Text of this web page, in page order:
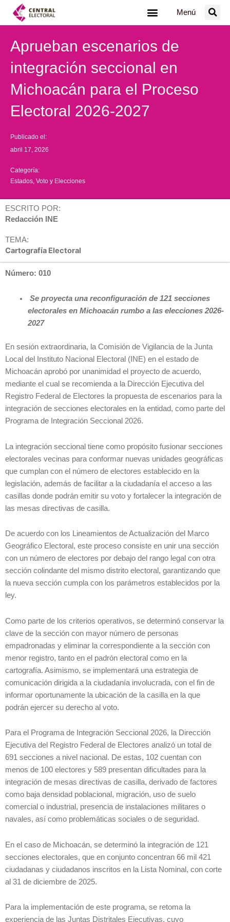
Menú
Aprueban escenarios de
integración seccional en
Michoacán para el Proceso
Electoral 2026-2027
Publicado el:
abril 17, 2026
Categoría:
Estados Voto y Elecciones
ESCRITO POR:
Redacción INE
TEMA:
Cartografía Electoral
Número: 010
Se proyecta una reconfiguración de 121 secciones
electorales en Michoacán rumbo a las elecciones 2026-
2027
En sesión extraordinaria, la Comisión de Vigilancia de la Junta
Local del Instituto Nacional Electoral (INE) en el estado de
Michoacán aprobó por unanimidad el proyecto de acuerdo,
mediante el cual se recomienda a la Dirección Ejecutiva del
Registro Federal de Electores la propuesta de escenarios para la
integración de secciones electorales en la entidad, como parte del
Programa de Integración Seccional 2026.
La integración seccional tiene como propósito fusionar secciones
electorales vecinas para conformar nuevas unidades geográficas
que cumplan con el número de electores establecido en la
legislación, además de facilitar a la ciudadanía el acceso a las
casillas donde podrán emitir su voto y fortalecer la integración de
las mesas directivas de casilla.
De acuerdo con los Lineamientos de Actualización del Marco
Geográfico Electoral, este proceso consiste en unir una sección
con un número de electores por debajo del rango legal con otra
sección colindante del mismo distrito electoral, garantizando que
la nueva sección cumpla con los parámetros establecidos por la
ley.
Como parte de los criterios operativos, se determinó conservar la
clave de la sección con mayor número de personas
empadronadas y eliminar la correspondiente a la sección con
menor registro, tanto en el padrón electoral como en la
cartografía. Asimismo, se implementará una estrategia de
comunicación dirigida a la ciudadanía involucrada, con el fin de
informar oportunamente la ubicación de la casilla en la que
podrán ejercer su derecho al voto.
Para el Programa de Integración Seccional 2026, la Dirección
Ejecutiva del Registro Federal de Electores analizó un total de
691 secciones a nivel nacional. De estas, 102 cuentan con
menos de 100 electores y 589 presentan dificultades para la
integración de mesas directivas de casilla, derivado de factores
como baja densidad poblacional, migración, uso de suelo
comercial o industrial, presencia de instalaciones militares o
navales, así como problemáticas sociales o de seguridad.
En el caso de Michoacán, se determinó la integración de 121
secciones electorales, que en conjunto concentran 66 mil 421
ciudadanas y ciudadanos inscritos en la Lista Nominal, con corte
al 31 de diciembre de 2025.
Para la implementación de este programa, se retoma la
experiencia de las Juntas Distritales Ejecutivas, cuyo